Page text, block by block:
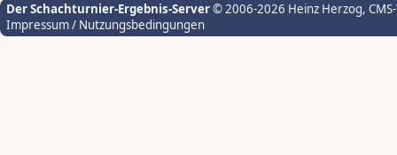
Der Schachturnier-Ergebnis-Server© 2006-2026 Heinz Herzog,
Impressum / Nutzungsbedingungen